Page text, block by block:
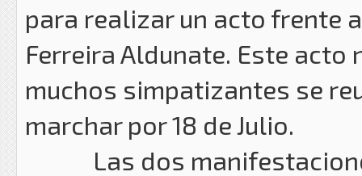
para realizar un acto frente
Ferreira Aldunate. Este
muchos simpatizantes se
marchar por 18 de Julio.
Las dos